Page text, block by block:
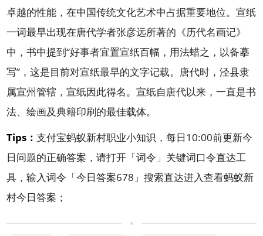
卓越的性能，在中国传统文化艺术中占据重要地位。宣纸
一词最早出现在唐代学者张彦远所著的《历代名画记》
中，书中提到“好事者宜置宣纸百幅，用法蜡之，以备摹
写”，这是目前对宣纸最早的文字记载。唐代时，泾县隶
属宣州管辖，宣纸因此得名。宣纸自唐代以来，一直是书
法、绘画及典籍印刷的最佳载体。
Tips：支付宝蚂蚁新村职业小知识，每日10:00前更新今
日问题的正确答案，请打开「词令 」关键词口令直达工
具，输入词令「今日答案678 」搜索直达进入查看蚂蚁新
村今日答案；